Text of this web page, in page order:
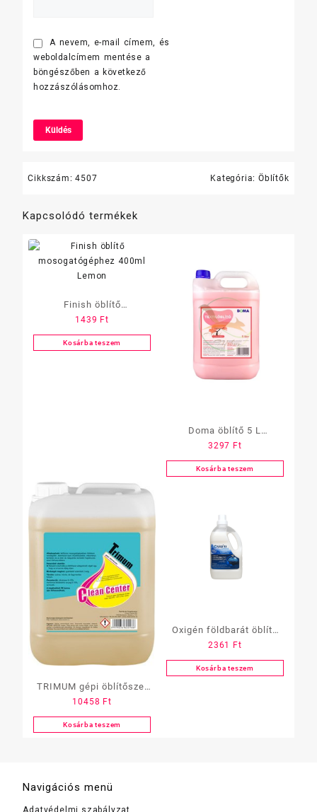
A nevem, e-mail címem, és
weboldalcímem mentése a
böngészőben a következő
hozzászólásomhoz.
Cikkszám:4507 Kategória: Öblítők
Kapcsolódó termékek
Finish öblítő
mosogatógéphez 400ml
Lemon
1439 Ft
Kosárba teszem
Doma öblítő 5 L
(Japánkert)
3297 Ft
Kosárba teszem
TRIMUM gépi öblítőszer
5 lit.
10458 Ft
Kosárba teszem
Oxigén földbarát öblítő
1.5 liter (Parfüm)
2361 Ft
Kosárba teszem
Navigációs menü
Adatvédelmi szabályzat